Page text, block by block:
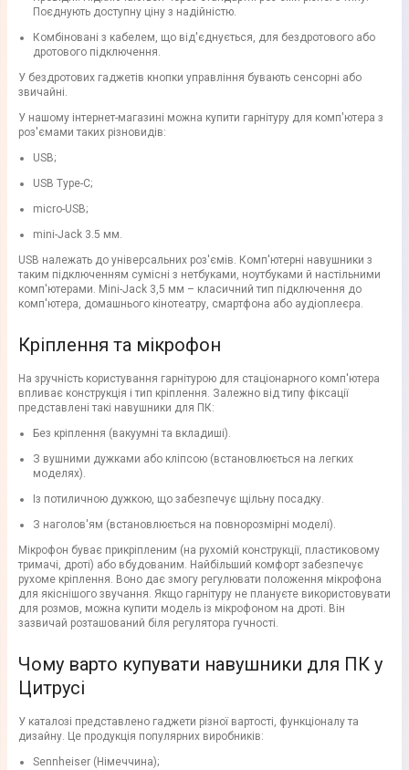
Поєднують доступну ціну з надійністю.
Комбіновані з кабелем, що від'єднується, для бездротового або
дротового підключення.
У бездротових гаджетів кнопки управління бувають сенсорні або
звичайні.
У нашому інтернет-магазині можна купити гарнітуру для комп'ютера з
роз'ємами таких різновидів:
USB;
USB Type-C;
micro-USB;
mini-Jack 3.5 мм.
USB належать до універсальних роз'ємів. Комп'ютерні навушники з
таким підключенням сумісні з нетбуками, ноутбуками й настільними
комп'ютерами. Mini-Jack 3,5 мм – класичний тип підключення до
комп'ютера, домашнього кінотеатру, смартфона або аудіоплеєра.
Кріплення та мікрофон
На зручність користування гарнітурою для стаціонарного комп'ютера
впливає конструкція і тип кріплення. Залежно від типу фіксації
представлені такі навушники для ПК:
Без кріплення (вакуумні та вкладиші).
З вушними дужками або кліпсою (встановлюється на легких
моделях).
Із потиличною дужкою, що забезпечує щільну посадку.
З наголов'ям (встановлюється на повнорозмірні моделі).
Мікрофон буває прикріпленим (на рухомій конструкції, пластиковому
тримачі, дроті) або вбудованим. Найбільший комфорт забезпечує
рухоме кріплення. Воно дає змогу регулювати положення мікрофона
для якіснішого звучання. Якщо гарнітуру не плануєте використовувати
для розмов, можна купити модель із мікрофоном на дроті. Він
зазвичай розташований біля регулятора гучності.
Чому варто купувати навушники для ПК у
Цитрусі
У каталозі представлено гаджети різної вартості, функціоналу та
дизайну. Це продукція популярних виробників:
Sennheiser (Німеччина);